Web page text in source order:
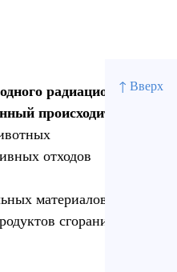
↑ Вверх
радиационного
происходит за счет
отходов
материалов,
сгорания